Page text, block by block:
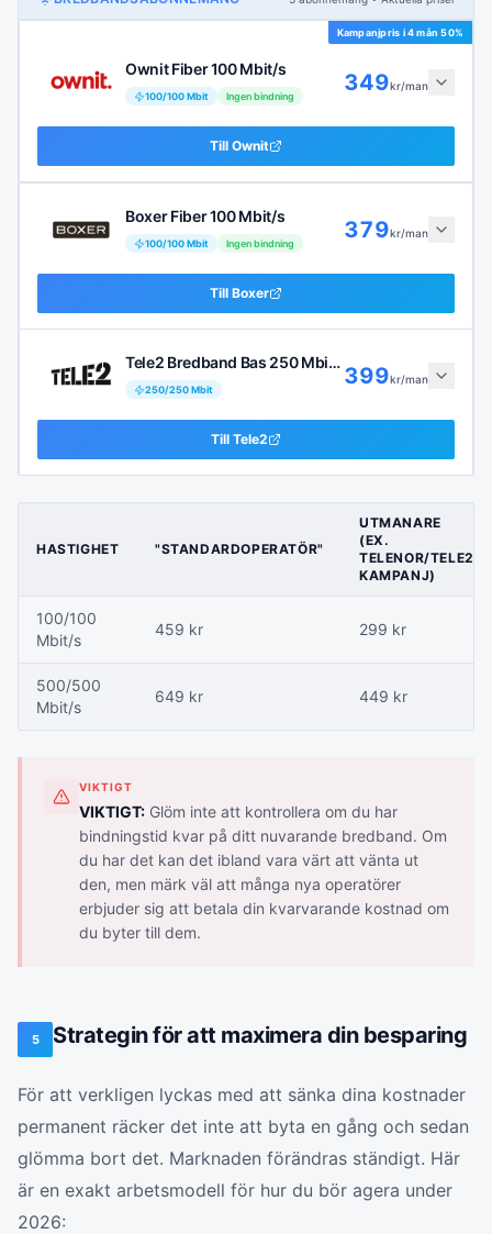
Kampanjpris i4 mån 50%
Ownit Fiber 100 Mbit/s
100/100Mbit Ingen bindning
349kr/man
Till Ownit
Boxer Fiber 100 Mbit/s
100/100Mbit Ingen bindning
379kr/man
Till Boxer
Tele2 Bredband Bas 250 Mbit/s
250/250Mbit
399kr/man
Till Tele2
HASTIGHET "STANDARDOPERATÖR"
UTMANARE
(EX.
TELENOR/TELE2
KAMPANJ)
100/100
Mbit/s
459 kr 299 kr
500/500
Mbit/s
649 kr 449 kr
VIKTIGT
VIKTIGT: Glöm inte att kontrollera om du har
bindningstid kvar på ditt nuvarande bredband. Om
du har det kan det ibland vara värt att vänta ut
den, men märk väl att många nya operatörer
erbjuder sig att betala din kvarvarande kostnad om
du byter till dem.
5 Strategin för att maximera din besparing
För att verkligen lyckas med att sänka dina kostnader
permanent räcker det inte att byta en gång och sedan
glömma bort det. Marknaden förändras ständigt. Här
är en exakt arbetsmodell för hur du bör agera under
2026: